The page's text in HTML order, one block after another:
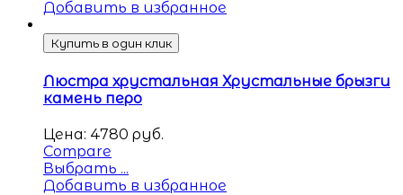
Добавить в избранное
Купить в один клик
Люстра хрустальная Хрустальные брызги
камень перо
Цена: 4780 руб.
Compare
Выбрать ...
Добавить в избранное